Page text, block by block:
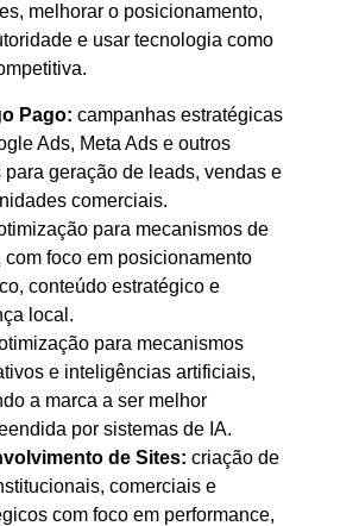
melhorar o posicionamento,
e usar tecnologia como
Pago: campanhas estratégicas
Ads, Meta Ads e outros
para geração de leads, vendas e
comerciais.
para mecanismos de
com foco em posicionamento
conteúdo estratégico e
local.
para mecanismos
e inteligências artificiais,
a marca a ser melhor
por sistemas de IA.
de Sites: criação de
comerciais e
com foco em performance,